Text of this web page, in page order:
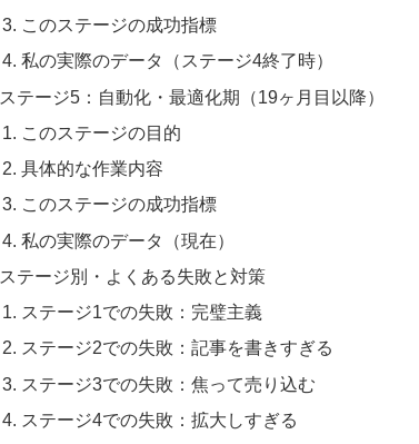
このステージの成功指標
私の実際のデータ（ステージ4終了時）
ステージ5：自動化・最適化期（19ヶ月目以降）
このステージの目的
具体的な作業内容
このステージの成功指標
私の実際のデータ（現在）
ステージ別・よくある失敗と対策
ステージ1での失敗：完璧主義
ステージ2での失敗：記事を書きすぎる
ステージ3での失敗：焦って売り込む
ステージ4での失敗：拡大しすぎる